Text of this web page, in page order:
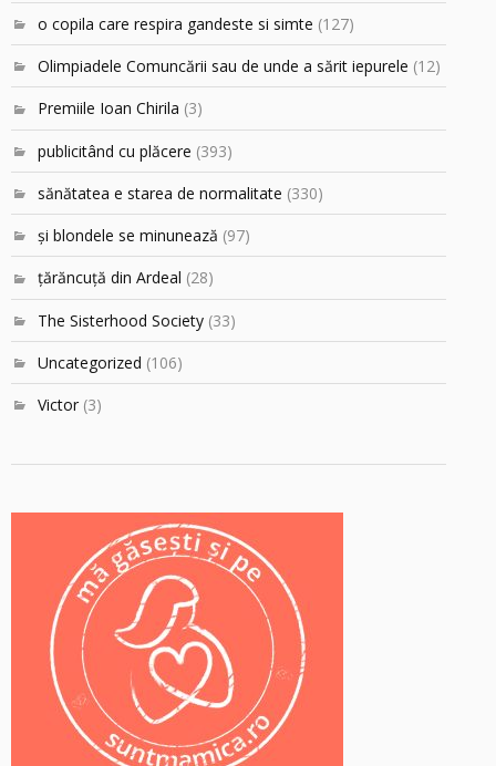
o copila care respira gandeste si simte (127)
Olimpiadele Comuncării sau de unde a sărit iepurele (12)
Premiile Ioan Chirila (3)
publicitând cu plăcere (393)
sănătatea e starea de normalitate (330)
şi blondele se minunează (97)
ţărăncuţă din Ardeal (28)
The Sisterhood Society (33)
Uncategorized (106)
Victor (3)